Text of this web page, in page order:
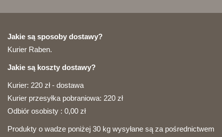
Jakie są sposoby dostawy?
Kurier Raben.
Jakie są koszty dostawy?
Kurier: 220 zł - dostawa
Kurier przesyłka pobraniowa: 220 zł
Odbiór osobisty : 0,00 zł
Produkty o wadze poniżej 30 kg wysyłane są za pośrednictwem